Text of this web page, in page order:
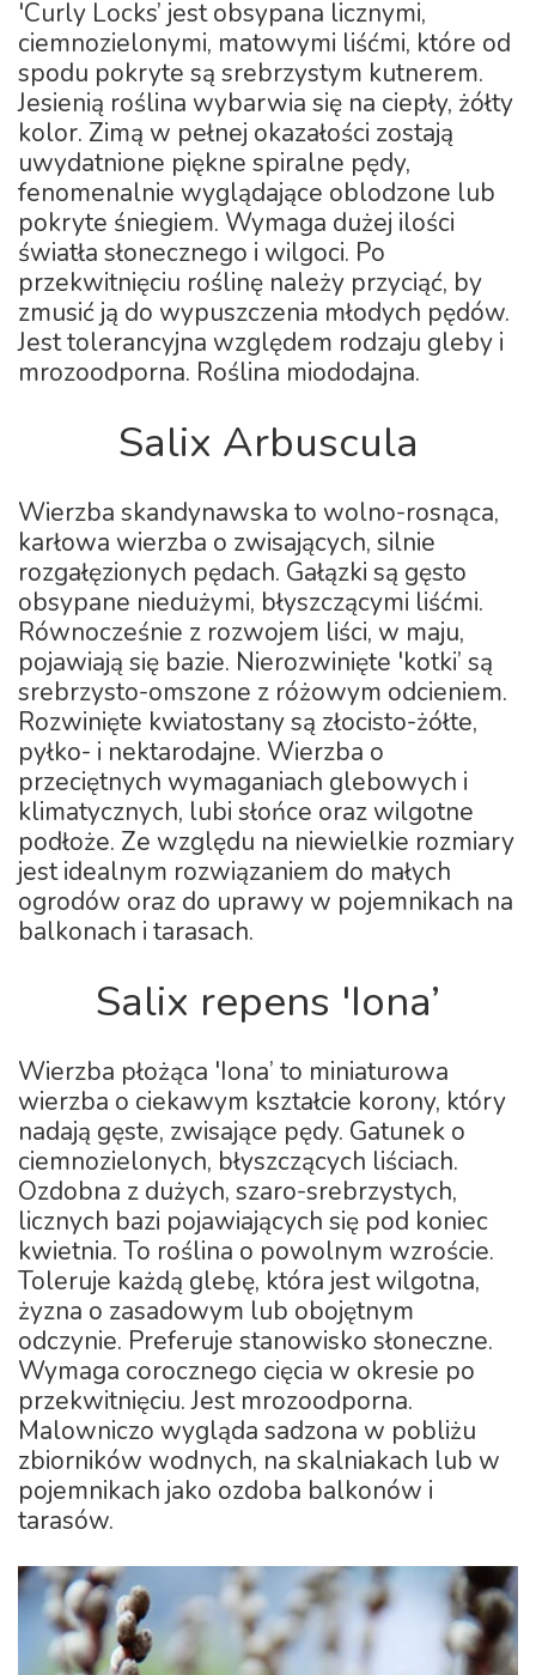
'Curly Locks’ jest obsypana licznymi,
ciemnozielonymi, matowymi liśćmi, które od
spodu pokryte są srebrzystym kutnerem.
Jesienią roślina wybarwia się na ciepły, żółty
kolor. Zimą w pełnej okazałości zostają
uwydatnione piękne spiralne pędy,
fenomenalnie wyglądające oblodzone lub
pokryte śniegiem. Wymaga dużej ilości
światła słonecznego i wilgoci. Po
przekwitnięciu roślinę należy przyciąć, by
zmusić ją do wypuszczenia młodych pędów.
Jest tolerancyjna względem rodzaju gleby i
mrozoodporna. Roślina miododajna.
Salix Arbuscula
Wierzba skandynawska to wolno-rosnąca,
karłowa wierzba o zwisających, silnie
rozgałęzionych pędach. Gałązki są gęsto
obsypane niedużymi, błyszczącymi liśćmi.
Równocześnie z rozwojem liści, w maju,
pojawiają się bazie. Nierozwinięte 'kotki’ są
srebrzysto-omszone z różowym odcieniem.
Rozwinięte kwiatostany są złocisto-żółte,
pyłko- i nektarodajne. Wierzba o
przeciętnych wymaganiach glebowych i
klimatycznych, lubi słońce oraz wilgotne
podłoże. Ze względu na niewielkie rozmiary
jest idealnym rozwiązaniem do małych
ogrodów oraz do uprawy w pojemnikach na
balkonach i tarasach.
Salix repens 'Iona’
Wierzba płożąca 'Iona’ to miniaturowa
wierzba o ciekawym kształcie korony, który
nadają gęste, zwisające pędy. Gatunek o
ciemnozielonych, błyszczących liściach.
Ozdobna z dużych, szaro-srebrzystych,
licznych bazi pojawiających się pod koniec
kwietnia. To roślina o powolnym wzroście.
Toleruje każdą glebę, która jest wilgotna,
żyzna o zasadowym lub obojętnym
odczynie. Preferuje stanowisko słoneczne.
Wymaga corocznego cięcia w okresie po
przekwitnięciu. Jest mrozoodporna.
Malowniczo wygląda sadzona w pobliżu
zbiorników wodnych, na skalniakach lub w
pojemnikach jako ozdoba balkonów i
tarasów.